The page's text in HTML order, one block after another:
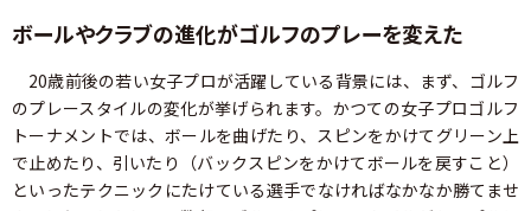
ボールやクラブの進化がゴルフのプレーを変えた
20歳前後の若い女子プロが活躍している背景には、まず、ゴルフ
のプレースタイルの変化が挙げられます。かつての女子プロゴルフ
トーナメントでは、ボールを曲げたり、スピンをかけてグリーン上
で止めたり、引いたり（バックスピンをかけてボールを戻すこと）
といったテクニックにたけている選手でなければなかなか勝てませ